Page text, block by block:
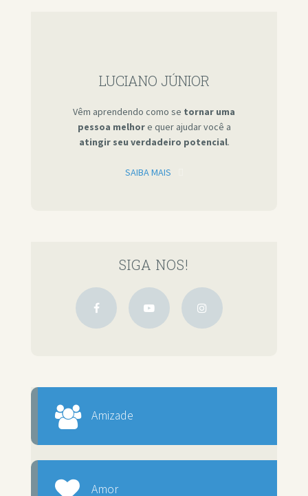
LUCIANO JÚNIOR
Vêm aprendendo como se tornar uma
pessoa melhore quer ajudar você a
atingir seu verdadeiro potencial.
SAIBA MAIS
SIGA NOS!
Amizade
Amor